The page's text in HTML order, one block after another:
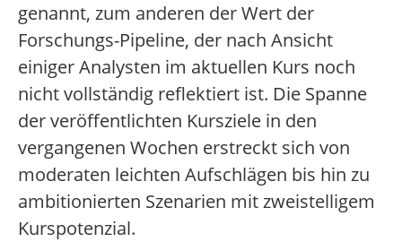
genannt, zum anderen der Wert der
Forschungs-Pipeline, der nach Ansicht
einiger Analysten im aktuellen Kurs noch
nicht vollständig reflektiert ist. Die Spanne
der veröffentlichten Kursziele in den
vergangenen Wochen erstreckt sich von
moderaten leichten Aufschlägen bis hin zu
ambitionierten Szenarien mit zweistelligem
Kurspotenzial.